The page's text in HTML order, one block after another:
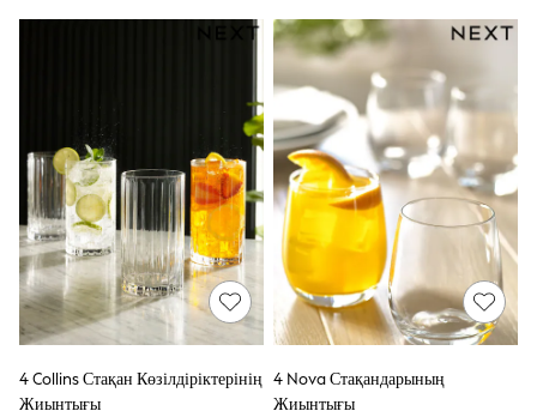
School Shoes
Occasion and Party Dresses
Floral Dresses
Sequin Dresses
Short Sleeve Dresses
Longsleeve Dresses
Wedding
Dresses
Shoes
Cardigans
Skirts
Long Sleeve
Short Sleeve
Printed T-Shirts
4 Collins Стақан Көзілдіріктерінің
Жиынтығы
4 Nova Стақандарының
Жиынтығы